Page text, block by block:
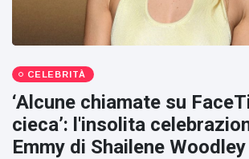
CELEBRITÀ
‘Alcune chiamate su
cieca’: l'insolita
Emmy di Shailene Woodley